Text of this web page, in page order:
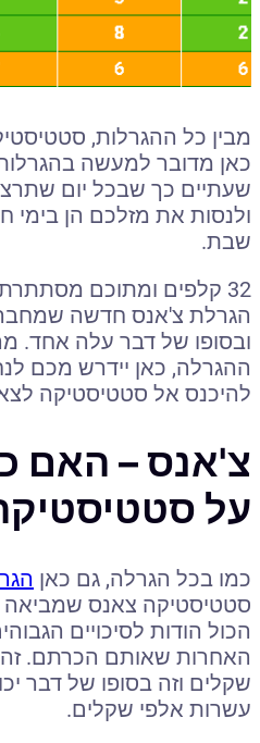
מבין כל ההגרלות,
כאן מדובר למעשה
שעתיים כך שבכל יום
ולנסות את מזלכם הן בימי
שבת.
32 קלפים ומתוכם
הגרלת צ'אנס חדשה
ובסופו של דבר עלה אחד.
ההגרלה, כאן יידרש מכם
להיכנס אל סטטיסטיקה
צ'אנס – האם
על
כמו בכל הגרלה, גם כאן
סטטיסטיקה צאנס
הכול הודות לסיכויים
האחרות שאותם הכרתם. זה
שקלים וזה בסופו של דבר
עשרות אלפי שקלים.